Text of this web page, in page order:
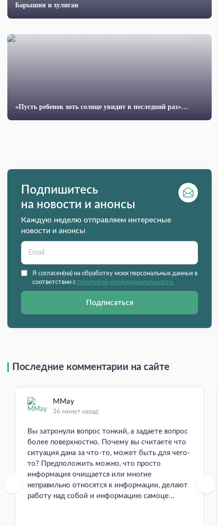
Барышня и хулиган
«Пусть ребенок хоть солнце увидит в последний раз»…
Подпишитесь
на новости и анонсы
Каждую неделю отправляем интересные
новости и анонсы
Я согласен(на) на обработку моих персональных данных в
соответствии с политикой конфиденциальности.
Подписаться
Последние комментарии на сайте
MMay
36 минут назад
Вы затронули вопрос тонкий, а задаете вопрос
более поверхностно. Почему вы считаете что
ситуация дана за что-то, может быть для чего-
то? Предположить можно, что просто
информация очищается или многие
неправильно относятся к информации, делают
работу над собой и информацию самоце...